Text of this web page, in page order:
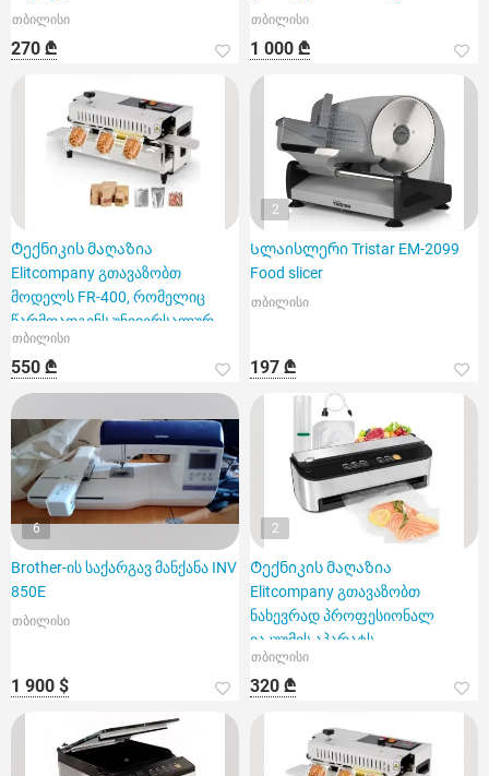
თბილისი
270 ₾
თბილისი
1 000 ₾
Ტექნიკის მაღაზია
Elitcompany გთავაზობთ
მოდელს FR-400, რომელიც
წარმოადგენს უნივერსალურ
სამრეწველო შეს
თბილისი
550 ₾
2
Სლაისლერი Tristar EM-2099
Food slicer
თბილისი
197 ₾
6
Brother-ის საქარგავ მანქანა INV
850E
თბილისი
1 900 $
2
Ტექნიკის მაღაზია
Elitcompany გთავაზობთ
ნახევრად პროფესიონალ
ვაკუუმის აპარატს
თბილისი
320 ₾